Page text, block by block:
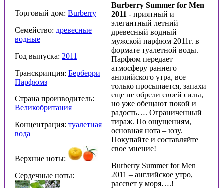
Торговый дом: Burberry
Семейство: древесные
водные
Год выпуска: 2011
Транскрипция: Берберри
Парфюмз
Страна производитель:
Великобритания
Концентрация: туалетная
вода
Верхние ноты:
Сердечные ноты:
Burberry Summer for Men
2011 - приятный и
элегантный летний
древесный водный
мужской парфюм 2011г. в
формате туалетной воды.
Парфюм передает
атмосферу раннего
английского утра, все
только просыпается, запахи
еще не обрели своей силы,
но уже обещают покой и
радость…. Ограниченный
тираж. По ощущениям,
основная нота – юзу.
Покупайте и составляйте
свое мнение!
Burberry Summer for Men
2011 – английское утро,
рассвет у моря….!